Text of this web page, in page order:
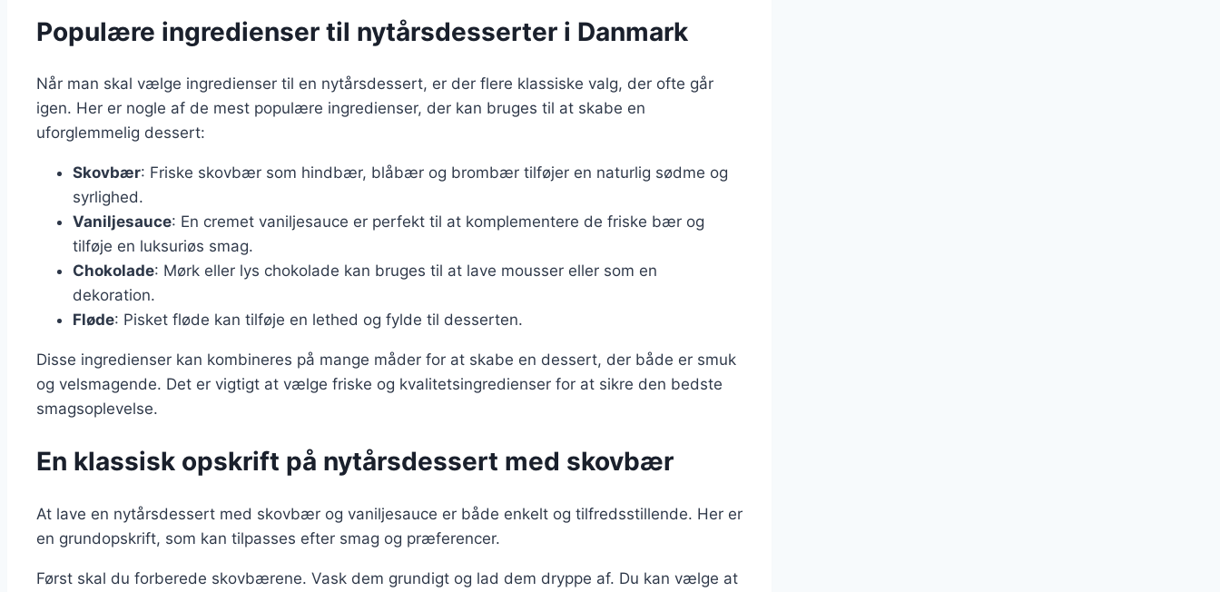
Populære ingredienser til nytårsdesserter i Danmark
Når man skal vælge ingredienser til en nytårsdessert, er der flere klassiske valg, der ofte går
igen. Her er nogle af de mest populære ingredienser, der kan bruges til at skabe en
uforglemmelig dessert:
Skovbær: Friske skovbær som hindbær, blåbær og brombær tilføjer en naturlig sødme og
syrlighed.
Vaniljesauce: En cremet vaniljesauce er perfekt til at komplementere de friske bær og
tilføje en luksuriøs smag.
Chokolade: Mørk eller lys chokolade kan bruges til at lave mousser eller som en
dekoration.
Fløde: Pisket fløde kan tilføje en lethed og fylde til desserten.
Disse ingredienser kan kombineres på mange måder for at skabe en dessert, der både er smuk
og velsmagende. Det er vigtigt at vælge friske og kvalitetsingredienser for at sikre den bedste
smagsoplevelse.
En klassisk opskrift på nytårsdessert med skovbær
At lave en nytårsdessert med skovbær og vaniljesauce er både enkelt og tilfredsstillende. Her er
en grundopskrift, som kan tilpasses efter smag og præferencer.
Først skal du forberede skovbærene. Vask dem grundigt og lad dem dryppe af. Du kan vælge at